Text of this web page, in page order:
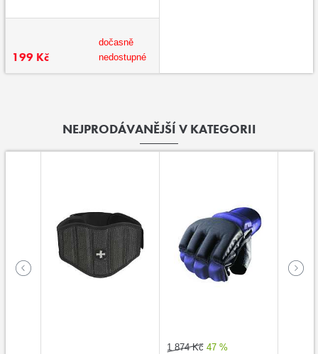
199 Kč
dočasně
nedostupné
NEJPRODÁVANĚJŠÍ V KATEGORII
1 874 Kč 47 %